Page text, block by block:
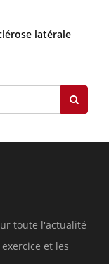
latérale
toute l'actualité
et les